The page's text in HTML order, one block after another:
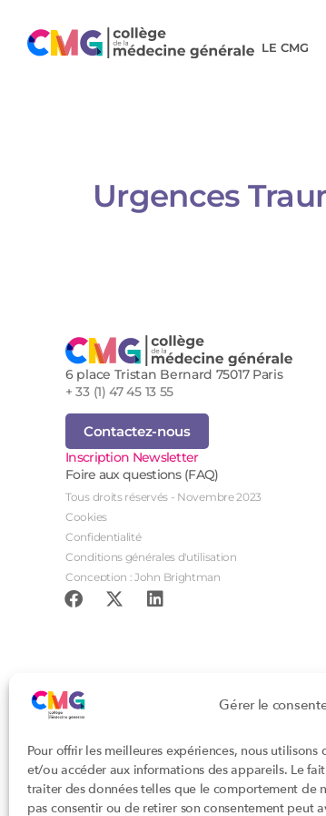
Gérer le
Pour offrir les meilleures expériences, nous
et/ou accéder aux informations des appareils. Le
traiter des données telles que le comportement de
pas consentir ou de retirer son consentement peut
LE CMG
Urgences
6 place Tristan Bernard 75017 Paris
+ 33 (1) 47 45 13 55
Contactez-nous
Inscription Newsletter
Foire aux questions (FAQ)
Tous droits réservés - Novembre 2023
Cookies
Confidentialité
Conditions générales d'utilisation
Conception : John Brightman